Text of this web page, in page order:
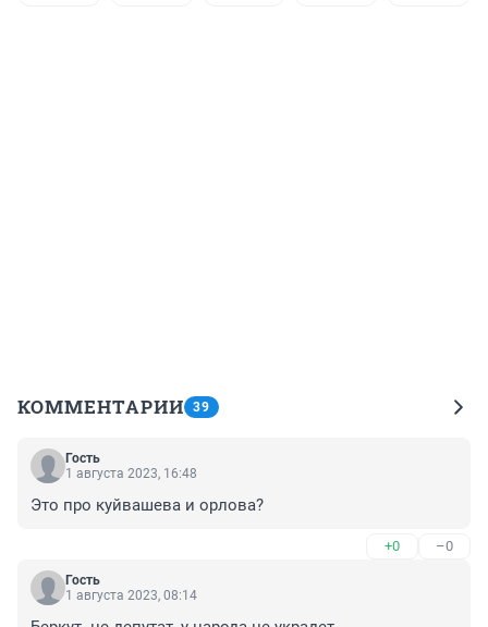
КОММЕНТАРИИ 39
Гость
1 августа 2023, 16:48
Это про куйвашева и орлова?
+0 –0
Гость
1 августа 2023, 08:14